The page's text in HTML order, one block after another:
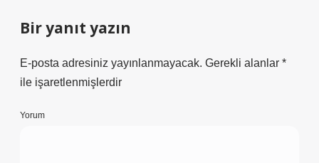
Bir yanıt yazın
E-posta adresiniz yayınlanmayacak. Gerekli alanlar *
ile işaretlenmişlerdir
Yorum